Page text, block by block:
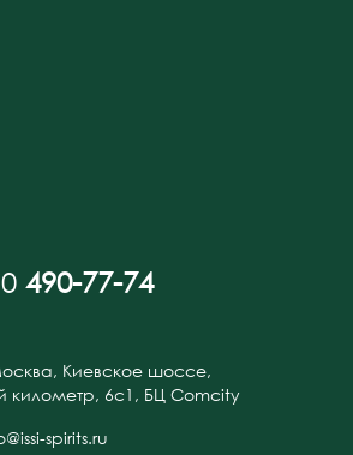
490-77-74
Киевское шоссе,
километр, 6с1, БЦ Comcity
spirits.ru